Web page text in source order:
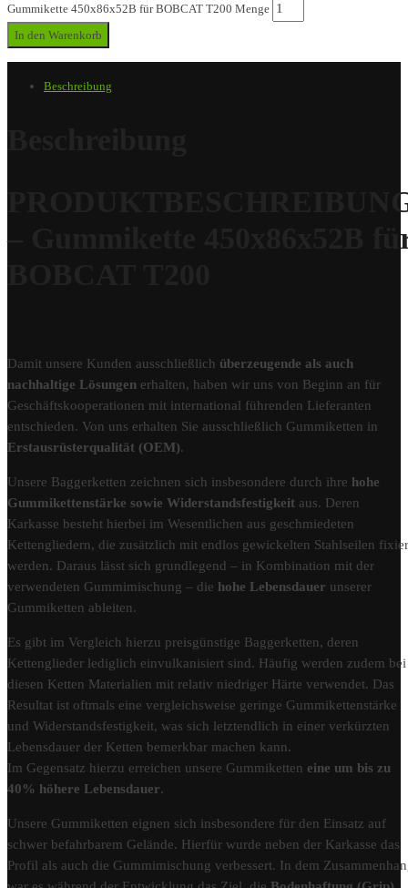
Gummikette 450x86x52B für BOBCAT T200 Menge
In den Warenkorb
Beschreibung
– Gummikette 450x86x52B
Damit unsere Kunden ausschließlich überzeugende als auch
nachhaltige Lösungen erhalten, haben wir uns von Beginn an für
Geschäftskooperationen mit international führenden Lieferanten
entschieden. Von uns erhalten Sie ausschließlich Gummiketten in
Erstausrüsterqualität (OEM).
Unsere Baggerketten zeichnen sich insbesondere durch ihre hohe
Gummikettenstärke sowie Widerstandsfestigkeit aus. Deren
Karkasse besteht hierbei im Wesentlichen aus geschmiedeten
Kettengliedern, die zusätzlich mit endlos gewickelten Stahlseilen
werden. Daraus lässt sich grundlegend – in Kombination mit der
verwendeten Gummimischung – die hohe Lebensdauer unserer
Gummiketten ableiten.
Es gibt im Vergleich hierzu preisgünstige Baggerketten, deren
Kettenglieder lediglich einvulkanisiert sind. Häufig werden zudem bei
diesen Ketten Materialien mit relativ niedriger Härte verwendet. Das
Resultat ist oftmals eine vergleichsweise geringe Gummikettenstärke
und Widerstandsfestigkeit, was sich letztendlich in einer verkürzten
Lebensdauer der Ketten bemerkbar machen kann.
Im Gegensatz hierzu erreichen unsere Gummiketten eine um bis zu
40% höhere Lebensdauer.
Unsere Gummiketten eignen sich insbesondere für den Einsatz auf
schwer befahrbarem Gelände. Hierfür wurde neben der Karkasse das
Profil als auch die Gummimischung verbessert. In dem